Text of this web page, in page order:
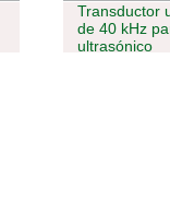
Transductor
de 40 kHz
ultrasónico